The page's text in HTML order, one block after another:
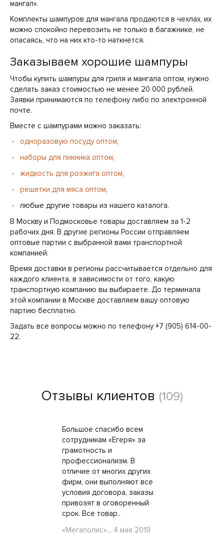
мангал».
Комплекты шампуров для мангала продаются в чехлах, их
можно спокойно перевозить не только в багажнике, не
опасаясь, что на них кто-то наткнется.
Заказываем хорошие шампуры
Чтобы купить шампуры для гриля и мангала оптом, нужно
сделать заказ стоимостью не менее 20 000 рублей.
Заявки принимаются по телефону либо по электронной
почте.
Вместе с шампурами можно заказать:
одноразовую посуду оптом,
наборы для пикника оптом,
жидкость для розжига оптом,
решетки для мяса оптом,
любые другие товары из нашего каталога.
В Москву и Подмосковье товары доставляем за 1-2
рабочих дня. В другие регионы России отправляем
оптовые партии с выбранной вами транспортной
компанией.
Время доставки в регионы рассчитывается отдельно для
каждого клиента, в зависимости от того, какую
транспортную компанию вы выбираете. До терминала
этой компании в Москве доставляем вашу оптовую
партию бесплатно.
Задать все вопросы можно по телефону +7 (905) 614-00-
22.
Отзывы клиентов (109)
Большое спасибо всем
сотрудникам «Егеря» за
грамотность и
профессионализм. В
отличие от многих других
фирм, они выполняют все
условия договора, заказы
привозят в оговоренный
срок. Все товар..
«Мегаполис».., 4 мая 2019